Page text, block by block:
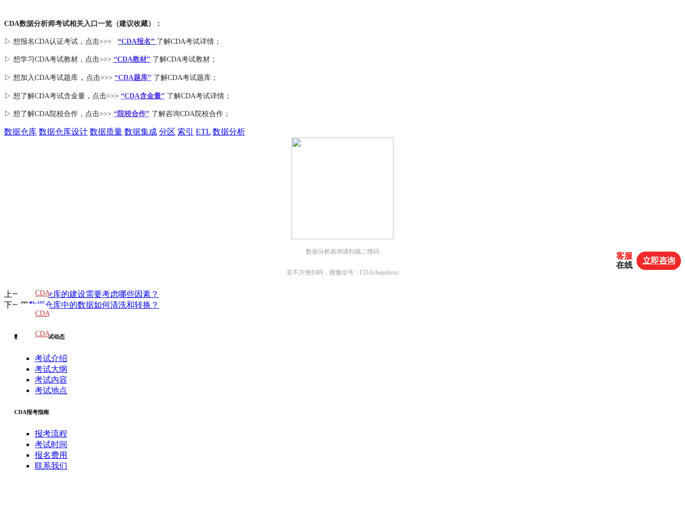
CDA数据分析师考试相关入口一览（建议收藏）：
▷ 想报名CDA认证考试，点击>>> “CDA报名” 了解CDA考试详情；
▷ 想学习CDA考试教材，点击>>> “CDA教材” 了解CDA考试教材；
▷ 想加入CDA考试题库 ， 点击>>> “CDA题库” 了解CDA考试题库；
▷ 想了解CDA考试含金量 ，点击>>> “CDA含金量” 了解CDA考试详情；
▷ 想了解CDA院校合作 ，点击>>> “院校合作” 了解咨询CDA院校合作；
数据仓库 数据仓库设计 数据质量 数据集成 分区 索引 ETL 数据分析
数据分析咨询请扫描二维码
若不方便扫码，搜微信号：CDAshujufenxi
上一篇
数据仓库的建设需要考虑哪些因素？
下一篇数据仓库中的数据如何清洗和转换？
数据分析师考试动态
考试介绍
考试大纲
考试内容
考试地点
CDA报考指南
报考流程
考试时间
报名费用
联系我们
CDA
教材
CDA
题库
CDA
大纲
客服
在线
立即咨询
客服
在线
立即咨询